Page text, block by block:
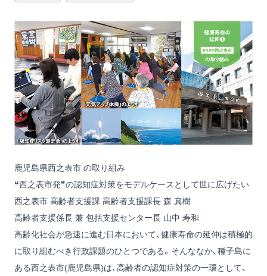
鹿児島県西之表市 の取り組み
❝西之表市発❞の認知症対策をモデルケースとして世に広げたい
西之表市 高齢者支援課 高齢者支援課長 森 真樹
高齢者支援係長 兼 包括支援センター長 山中 寿和
高齢化社会が急速に進む日本において、健康寿命の延伸は積極的
に取り組むべき行政課題のひとつである。そんななか、種子島に
ある西之表市(鹿児島県)は、高齢者の認知症対策の一環として、